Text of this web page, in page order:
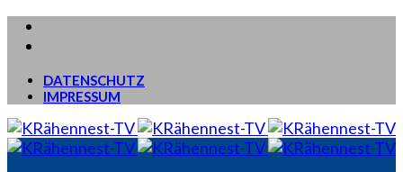
DATENSCHUTZ
IMPRESSUM